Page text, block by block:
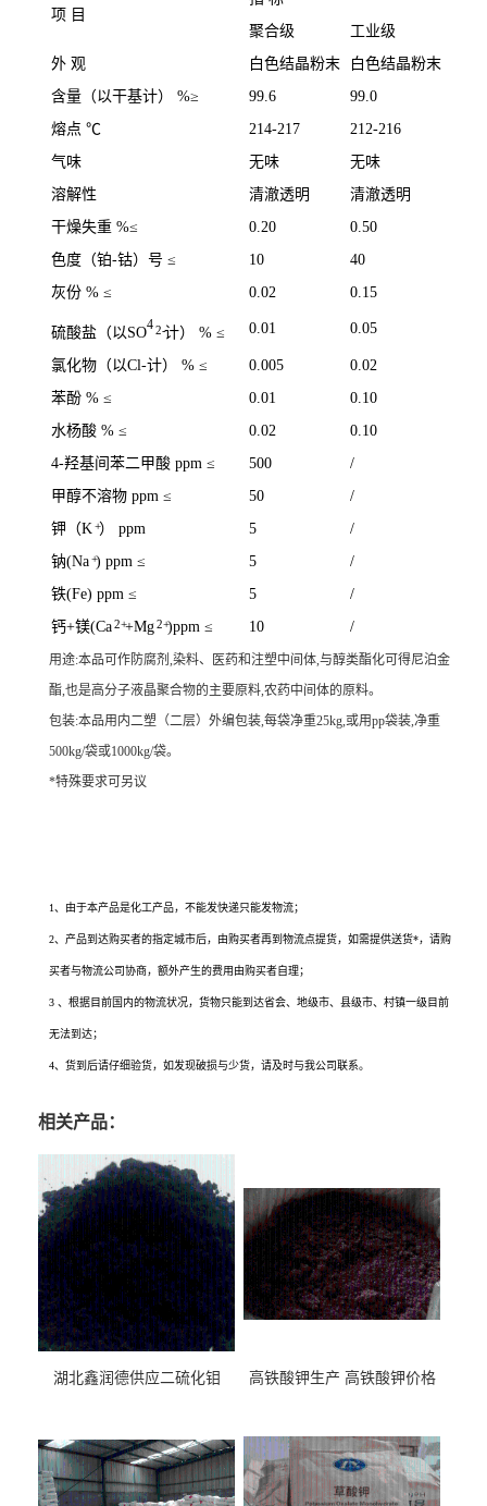
项 目
聚合级
工业级
外 观
白色结晶粉末
白色结晶粉末
含量（以干基计） %≥
99.6
99.0
熔点 ℃
214-217
212-216
气味
无味
无味
溶解性
清澈透明
清澈透明
干燥失重 %≤
0.20
0.50
色度（铂-钴）号 ≤
10
40
灰份 % ≤
0.02 0.15
硫酸盐（以SO42-计） % ≤ 0.01 0.05
氯化物（以Cl-计） % ≤ 0.005
0.02
苯酚 % ≤
0.01
0.10
水杨酸 % ≤
0.02
0.10
4-羟基间苯二甲酸 ppm ≤
500
/
甲醇不溶物 ppm ≤
50
/
钾（K+） ppm 5
/
钠(Na+) ppm ≤ 5
/
铁(Fe) ppm ≤
5
/
钙+镁(Ca2++Mg2+)ppm ≤ 10 /
用途:本品可作防腐剂,染料、医药和注塑中间体,与醇类酯化可得尼泊金
酯,也是高分子液晶聚合物的主要原料,农药中间体的原料。
包装:本品用内二塑（二层）外编包装,每袋净重25kg,或用pp袋装,净重
500kg/袋或1000kg/袋。
*特殊要求可另议
1、由于本产品是化工产品，不能发快递只能发物流；
2、产品到达购买者的指定城市后，由购买者再到物流点提货，如需提供送货*，请购
买者与物流公司协商，额外产生的费用由购买者自理；
3 、根据目前国内的物流状况，货物只能到达省会、地级市、县级市、村镇一级目前
无法到达；
4、货到后请仔细验货，如发现破损与少货，请及时与我公司联系。
相关产品：
湖北鑫润德供应二硫化钼 高铁酸钾生产 高铁酸钾价格